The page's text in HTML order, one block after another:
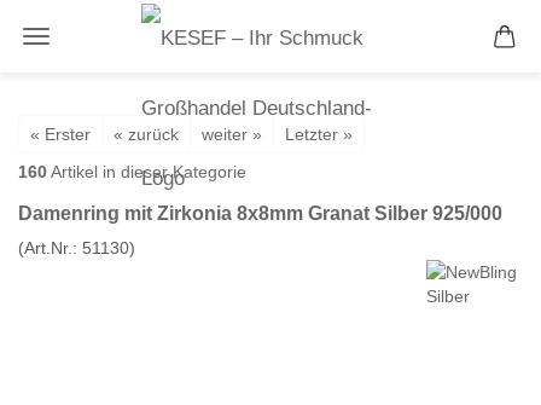
« Erster « zurück weiter »
Letzter »
160Artikel in dieser Kategorie
Damenring mit Zirkonia 8x8mm Granat Silber 925/000
(Art.Nr.: 51130)